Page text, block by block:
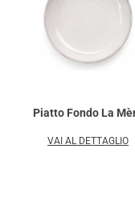
Piatto Fondo La
VAI AL DETTAGLIO